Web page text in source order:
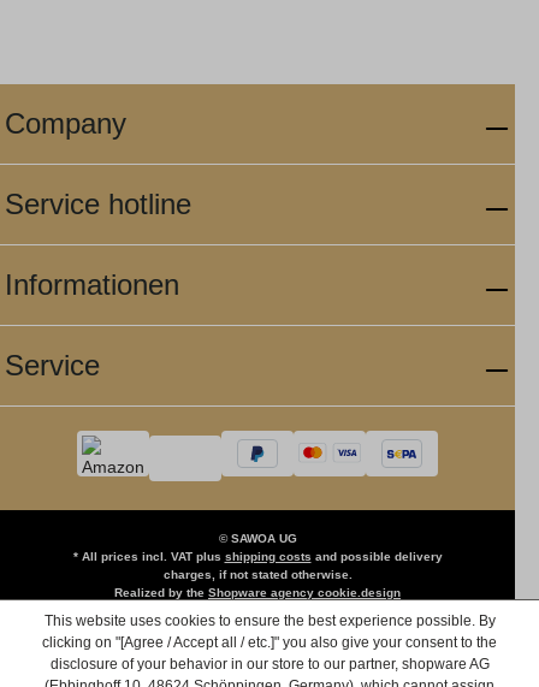
Company
Service hotline
Informationen
Service
© SAWOA UG
* All prices incl. VAT plus shipping costs and possible delivery
charges, if not stated otherwise.
Realized by the Shopware agency cookie.design
This website uses cookies to ensure the best experience possible. By
clicking on "[Agree / Accept all / etc.]" you also give your consent to the
disclosure of your behavior in our store to our partner, shopware AG